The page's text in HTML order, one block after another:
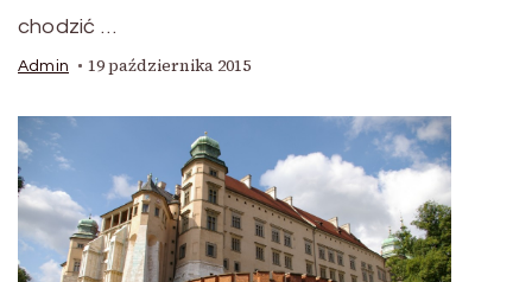
chodzić …
Admin 19 października 2015